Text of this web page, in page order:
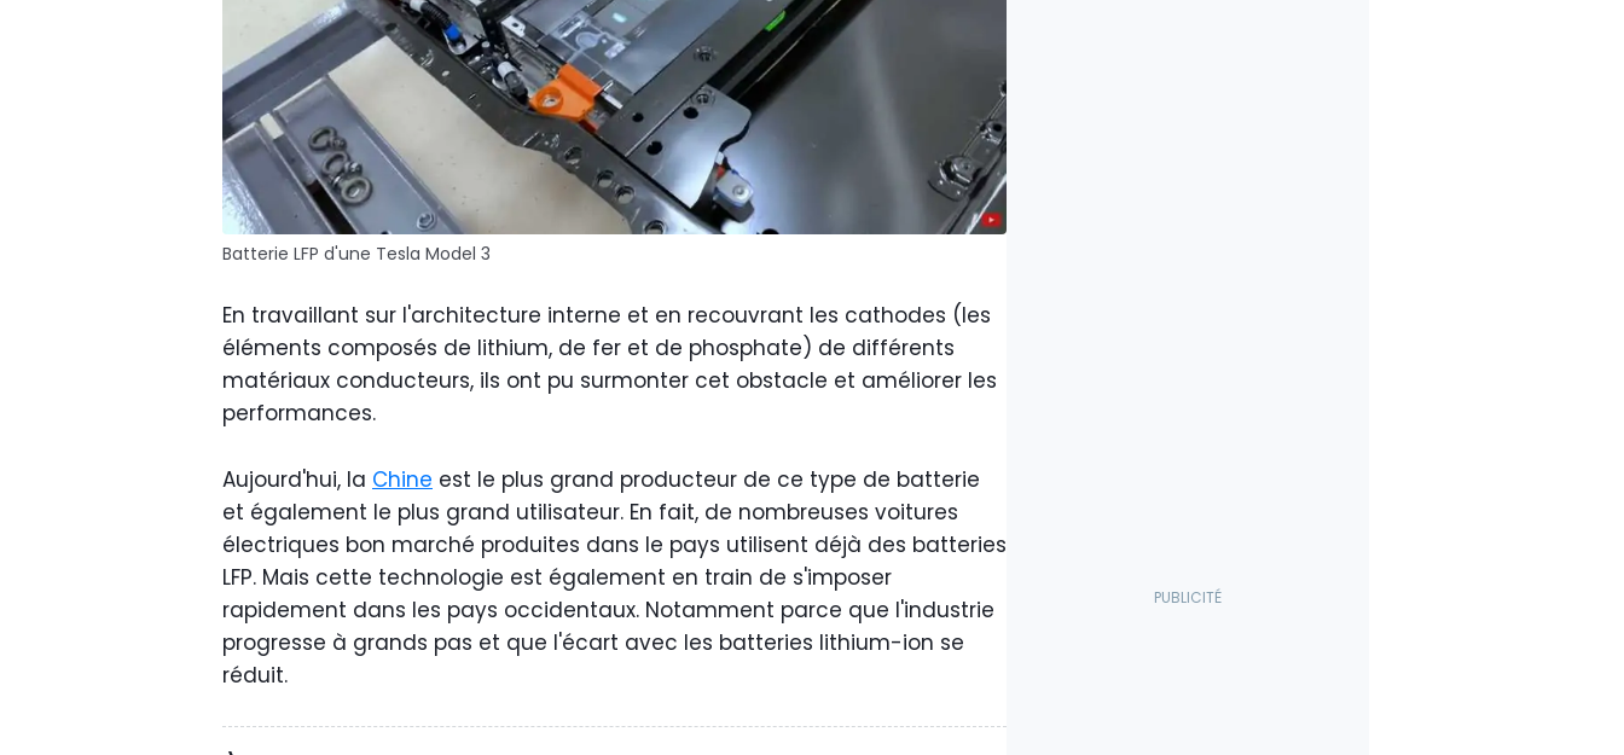
Batterie LFP d'une Tesla Model 3
En travaillant sur l'architecture interne et en recouvrant les cathodes (les
éléments composés de lithium, de fer et de phosphate) de différents
matériaux conducteurs, ils ont pu surmonter cet obstacle et améliorer les
performances.
Aujourd'hui, la Chine est le plus grand producteur de ce type de batterie
et également le plus grand utilisateur. En fait, de nombreuses voitures
électriques bon marché produites dans le pays utilisent déjà des batteries
LFP. Mais cette technologie est également en train de s'imposer
rapidement dans les pays occidentaux. Notamment parce que l'industrie
progresse à grands pas et que l'écart avec les batteries lithium-ion se
réduit.